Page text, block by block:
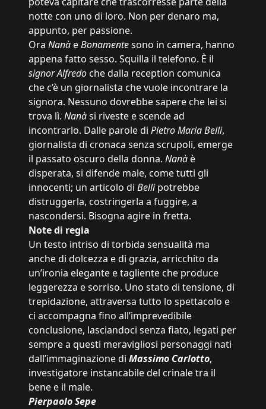
notte con uno di loro. Non per denaro ma,
appunto, per passione.
Ora Nanà eBonamentesono in camera, hanno
appena fatto sesso. Squilla il telefono. È il
signor Alfredo che dalla reception comunica
che c’è un giornalista che vuole incontrare la
signora. Nessuno dovrebbe sapere che lei si
trova lì. Nanàsi riveste e scende ad
incontrarlo. Dalle parole di Pietro Maria Belli,
giornalista di cronaca senza scrupoli, emerge
il passato oscuro della donna. Nanà è
disperata, si difende male, come tutti gli
innocenti; un articolo di Bellipotrebbe
distruggerla, costringerla a fuggire, a
nascondersi. Bisogna agire in fretta.
Note di regia
Un testo intriso di torbida sensualità ma
anche di dolcezza e di grazia, arricchito da
un’ironia elegante e tagliente che produce
leggerezza e sorriso. Uno stato di tensione, di
trepidazione, attraversa tutto lo spettacolo e
ci accompagna fino all’imprevedibile
conclusione, lasciandoci senza fiato, legati per
sempre a questi meravigliosi personaggi nati
dall’immaginazione di Massimo Carlotto,
investigatore instancabile del crinale tra il
bene e il male.
Pierpaolo Sepe